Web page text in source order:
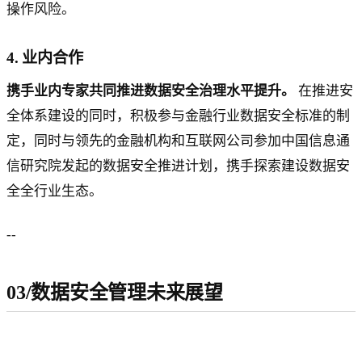
操作风险。
4. 业内合作
携手业内专家共同推进数据安全治理水平提升。
在推进安
全体系建设的同时，积极参与金融行业数据安全标准的制
定，同时与领先的金融机构和互联网公司参加中国信息通
信研究院发起的数据安全推进计划，携手探索建设数据安
全全行业生态。
--
03/数据安全管理未来展望